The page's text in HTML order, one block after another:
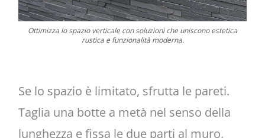
Ottimizza lo spazio verticale con soluzioni che uniscono estetica
rustica e funzionalità moderna.
Se lo spazio è limitato, sfrutta le pareti.
Taglia una botte a metà nel senso della
lunghezza e fissa le due parti al muro.